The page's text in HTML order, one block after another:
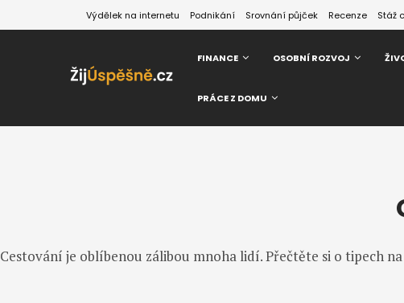
Výdělek na internetu Podnikání Srovnání půjček Recenze Stáž
FINANCE OSOBNÍ ROZVOJ
PRÁCE Z DOMU
Cestování je oblíbenou zálibou mnoha lidí. Přečtěte si o tipech